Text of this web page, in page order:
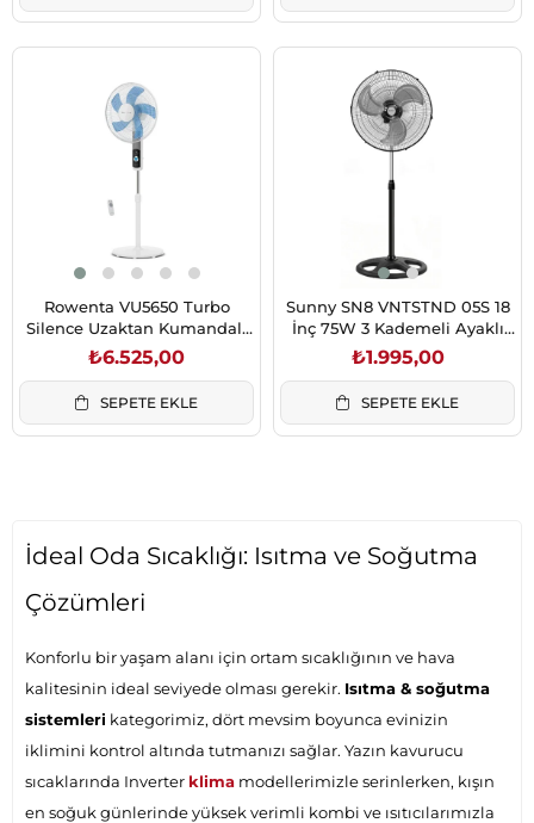
Rowenta VU5650 Turbo
Silence Uzaktan Kumandalı
12 Hız Ayarlı Sessiz Ayaklı
Vantilatör
₺6.525,00
SEPETE EKLE
Sunny SN8 VNTSTND 05S 18
İnç 75W 3 Kademeli Ayaklı
Stand Vantilatör Siyah
₺1.995,00
SEPETE EKLE
İdeal Oda Sıcaklığı: Isıtma ve Soğutma
Çözümleri
Konforlu bir yaşam alanı için ortam sıcaklığının ve hava
kalitesinin ideal seviyede olması gerekir. Isıtma & soğutma
sistemleri kategorimiz, dört mevsim boyunca evinizin
iklimini kontrol altında tutmanızı sağlar. Yazın kavurucu
sıcaklarında Inverter klima modellerimizle serinlerken, kışın
en soğuk günlerinde yüksek verimli kombi ve ısıtıcılarımızla